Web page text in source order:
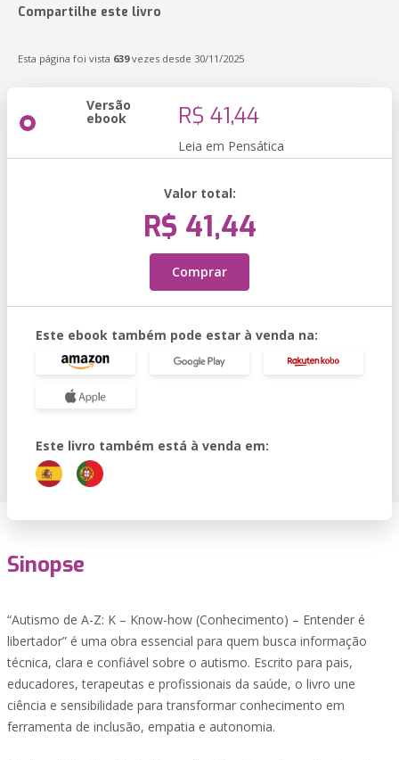
Compartilhe este livro
Esta página foi vista 639vezes desde 30/11/2025
Versão
ebook R$ 41,44
Leia em Pensática
Valor total:
R$ 41,44
Comprar
Este ebook também pode estar à venda na:
Este livro também está à venda em:
Sinopse
“Autismo de A-Z: K – Know-how (Conhecimento) – Entender é
libertador” é uma obra essencial para quem busca informação
técnica, clara e confiável sobre o autismo. Escrito para pais,
educadores, terapeutas e profissionais da saúde, o livro une
ciência e sensibilidade para transformar conhecimento em
ferramenta de inclusão, empatia e autonomia.